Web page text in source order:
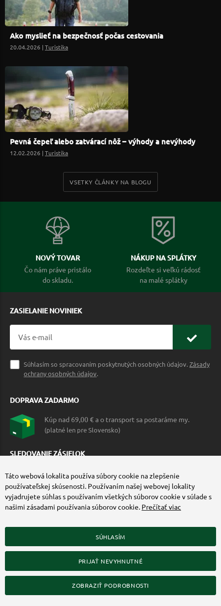
Ako myslieť na bezpečnosť počas cestovania
20.04.2026 |Turistika
Pevná čepeľ alebo zatvárací nôž – výhody a nevýhody
12.02.2026 |Turistika
VSETKY ČLÁNKY NA BLOGU
NOVÝ TOVAR
Čo nám práve pristálo
do skladu.
NÁKUP NA SPLÁTKY
Rozdeľte si veľkú rádosť
na malé splátky
ZASIELANIE NOVINIEK
Súhlasím so spracovaním poskytnutých osobných údajov.Zásady
ochrany osobných údajov.
DOPRAVA ZADARMO
Kúp nad 69,00 € a o transport sa postaráme my.
(platné len pre Slovensko)
SLEDOVANIE ZÁSIELOK
ZÍSKAJTE VIAC O COMMANDO.SK
Upraviť nastavenia Cookies
Táto webová lokalita používa súbory cookie na zlepšenie
používateľskej skúsenosti. Používaním našej webovej lokality
vyjadrujete súhlas s používaním všetkých súborov cookie v súlade s
našimi zásadami používania súborov cookie. Prečítať viac
SÚHLASÍM
PRIJAŤ NEVYHNUTNÉ
ZOBRAZIŤ PODROBNOSTI